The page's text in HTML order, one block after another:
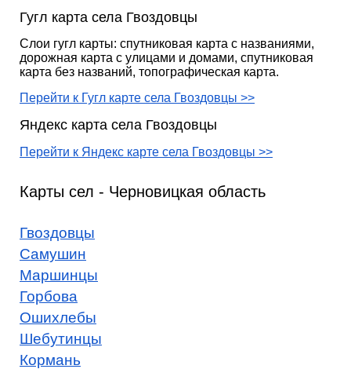
Гугл карта села Гвоздовцы
Слои гугл карты: спутниковая карта с названиями,
дорожная карта с улицами и домами, спутниковая
карта без названий, топографическая карта.
Перейти к Гугл карте села Гвоздовцы >>
Яндекс карта села Гвоздовцы
Перейти к Яндекс карте села Гвоздовцы >>
Карты сел - Черновицкая область
Гвоздовцы
Самушин
Маршинцы
Горбова
Ошихлебы
Шебутинцы
Кормань